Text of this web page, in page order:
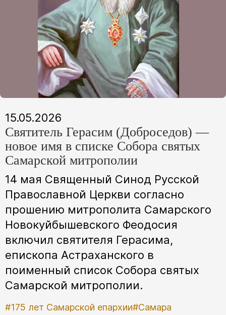
15.05.2026
Святитель Герасим (Доброседов) —
новое имя в списке Собора святых
Самарской митрополии
14 мая Священный Синод Русской
Православной Церкви согласно
прошению митрополита Самарского
Новокуйбышевского Феодосия
включил святителя Герасима,
епископа Астраханского в
поименный список Собора святых
Самарской митрополии.
#175 лет Самарской епархии#Самара